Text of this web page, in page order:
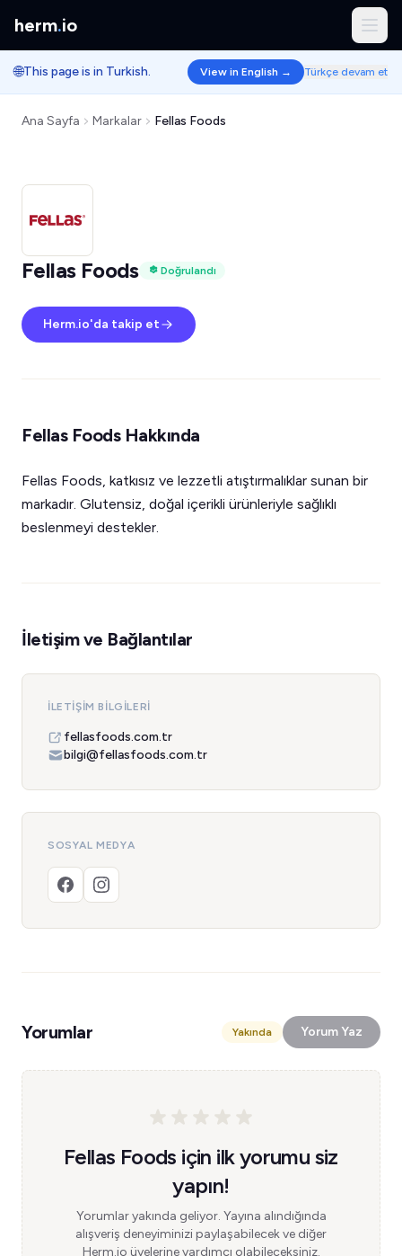
herm.io
🌐This page is in Turkish. View in English → Türkçe devam et
Ana Sayfa Markalar Fellas Foods
Fellas Foods Doğrulandı
Herm.io'da takip et
Fellas Foods Hakkında
Fellas Foods, katkısız ve lezzetli atıştırmalıklar sunan bir
markadır. Glutensiz, doğal içerikli ürünleriyle sağlıklı
beslenmeyi destekler.
İletişim ve Bağlantılar
İLETIŞIM BILGILERI
fellasfoods.com.tr
bilgi@fellasfoods.com.tr
SOSYAL MEDYA
Yorumlar Yakında Yorum Yaz
Fellas Foods için ilk yorumu siz
yapın!
Yorumlar yakında geliyor. Yayına alındığında
alışveriş deneyiminizi paylaşabilecek ve diğer
Herm.io üyelerine yardımcı olabileceksiniz.